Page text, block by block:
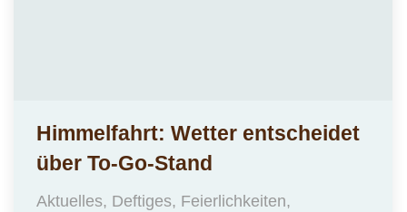
Himmelfahrt: Wetter entscheidet
über To-Go-Stand
Aktuelles, Deftiges, Feierlichkeiten,